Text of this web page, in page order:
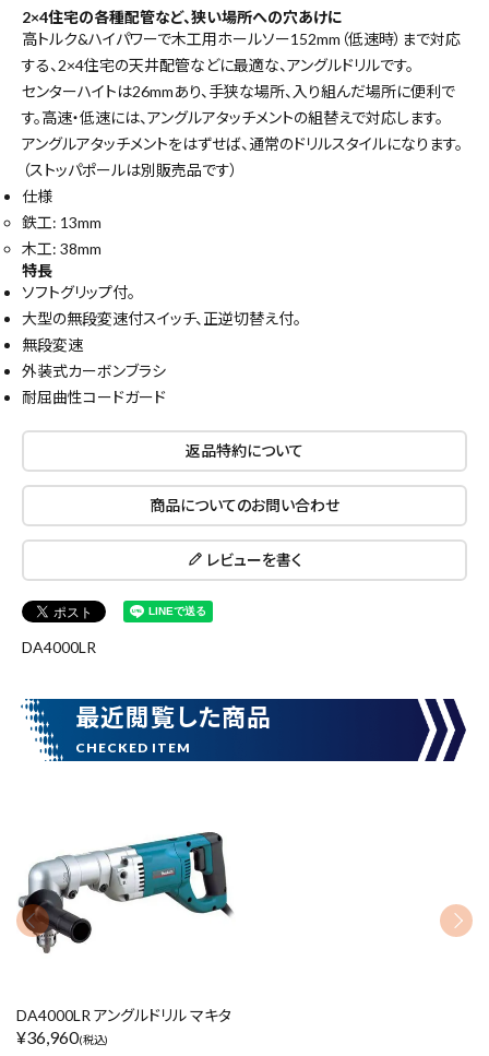
キーワードから探す
search
腰袋
カテゴリーから探す
価格から探す
在庫のない商品を表示しない
2×4住宅の各種配管など、狭い場所への穴あけに
高トルク&ハイパワーで木工用ホールソー152mm（低速時）まで対応
する、2×4住宅の天井配管などに最適な、アングルドリルです。
センターハイトは26mmあり、手狭な場所、入り組んだ場所に便利で
す。高速・低速には、アングルアタッチメントの組替えで対応します。
アングルアタッチメントをはずせば、通常のドリルスタイルになります。
（ストッパポールは別販売品です）
仕様
鉄工: 13mm
木工: 38mm
特長
ソフトグリップ付。
大型の無段変速付スイッチ、正逆切替え付。
無段変速
外装式カーボンブラシ
耐屈曲性コードガード
返品特約について
商品についてのお問い合わせ
レビューを書く
DA4000LR
最近閲覧した商品
DA4000LR アングルドリル マキタ
¥36,960(税込)